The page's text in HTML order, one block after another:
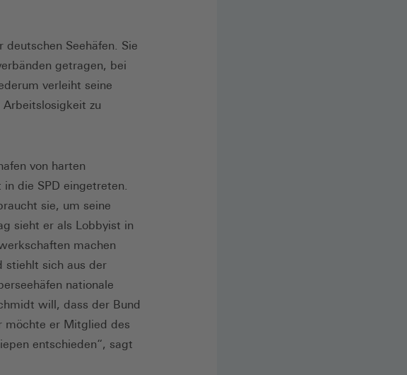
Seehäfen. Sie
getragen, bei
verleiht seine
zu
von har­ten
die SPD eingetreten.
sie, um seine
sieht er als Lobbyist in
machen
stiehlt sich aus der
nationale
will, dass der Bund
möchte er Mitglied des
entschieden“, sagt